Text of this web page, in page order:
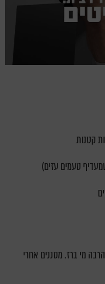
טעמים עזים)
מי ברז. מסננים אחרי